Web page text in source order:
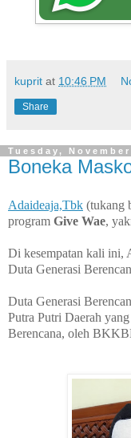
kuprit at 10:46 PM
Share
Tuesday,
Boneka
Adaideaja,Tbk (tukang
program Give Wae,
Di kesempatan kali ini,
Duta Generasi
Duta Generasi
Putra Putri Daerah
Berencana, oleh